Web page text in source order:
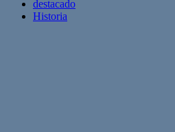
destacado
Historia